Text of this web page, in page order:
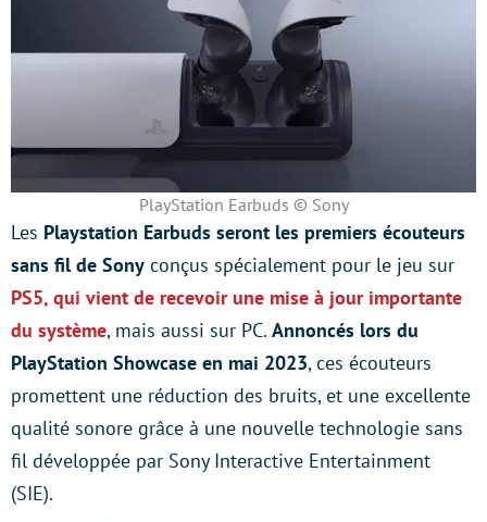
PlayStation Earbuds © Sony
Les Playstation Earbuds seront les premiers écouteurs
sans fil de Sony conçus spécialement pour le jeu sur
PS5, qui vient de recevoir une mise à jour importante
du système, mais aussi sur PC. Annoncés lors du
PlayStation Showcase en mai 2023, ces écouteurs
promettent une réduction des bruits, et une excellente
qualité sonore grâce à une nouvelle technologie sans
fil développée par Sony Interactive Entertainment
(SIE).